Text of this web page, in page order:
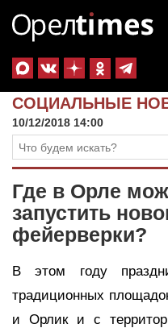
СОЦИАЛЬНЫЕ
10/12/2018 14:00
Где в Орле
запустить
фейерверки?
В этом году
традиционных
и Орлик и с